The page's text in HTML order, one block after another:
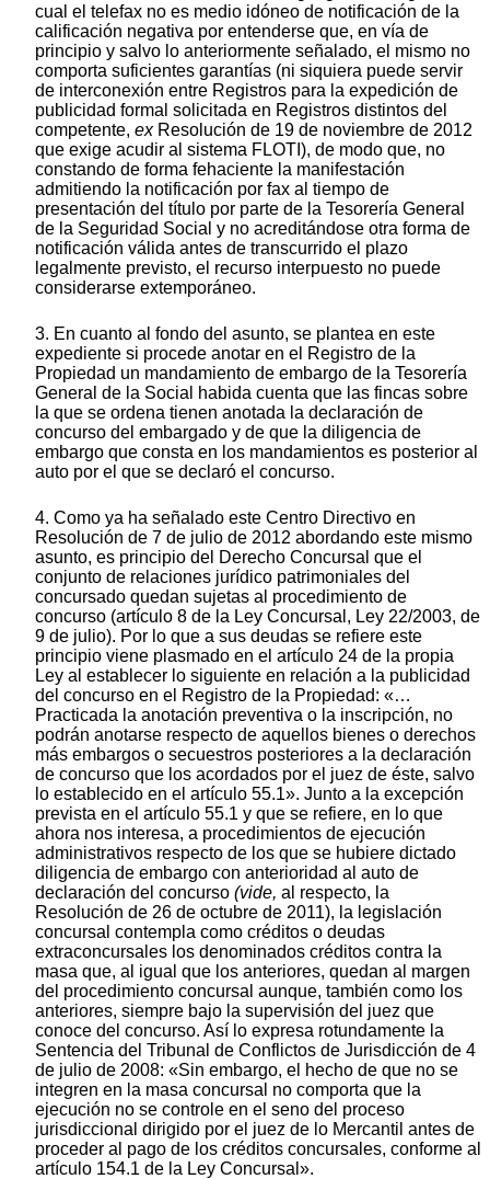
cual el telefax no es medio idóneo de notificación de la
calificación negativa por entenderse que, en vía de
principio y salvo lo anteriormente señalado, el mismo no
comporta suficientes garantías (ni siquiera puede servir
de interconexión entre Registros para la expedición de
publicidad formal solicitada en Registros distintos del
competente, exResolución de 19 de noviembre de 2012
que exige acudir al sistema FLOTI), de modo que, no
constando de forma fehaciente la manifestación
admitiendo la notificación por fax al tiempo de
presentación del título por parte de la Tesorería General
de la Seguridad Social y no acreditándose otra forma de
notificación válida antes de transcurrido el plazo
legalmente previsto, el recurso interpuesto no puede
considerarse extemporáneo.
3. En cuanto al fondo del asunto, se plantea en este
expediente si procede anotar en el Registro de la
Propiedad un mandamiento de embargo de la Tesorería
General de la Social habida cuenta que las fincas sobre
la que se ordena tienen anotada la declaración de
concurso del embargado y de que la diligencia de
embargo que consta en los mandamientos es posterior al
auto por el que se declaró el concurso.
4. Como ya ha señalado este Centro Directivo en
Resolución de 7 de julio de 2012 abordando este mismo
asunto, es principio del Derecho Concursal que el
conjunto de relaciones jurídico patrimoniales del
concursado quedan sujetas al procedimiento de
concurso (artículo 8 de la Ley Concursal, Ley 22/2003, de
9 de julio). Por lo que a sus deudas se refiere este
principio viene plasmado en el artículo 24 de la propia
Ley al establecer lo siguiente en relación a la publicidad
del concurso en el Registro de la Propiedad: «…
Practicada la anotación preventiva o la inscripción, no
podrán anotarse respecto de aquellos bienes o derechos
más embargos o secuestros posteriores a la declaración
de concurso que los acordados por el juez de éste, salvo
lo establecido en el artículo 55.1». Junto a la excepción
prevista en el artículo 55.1 y que se refiere, en lo que
ahora nos interesa, a procedimientos de ejecución
administrativos respecto de los que se hubiere dictado
diligencia de embargo con anterioridad al auto de
declaración del concurso (vide, al respecto, la
Resolución de 26 de octubre de 2011), la legislación
concursal contempla como créditos o deudas
extraconcursales los denominados créditos contra la
masa que, al igual que los anteriores, quedan al margen
del procedimiento concursal aunque, también como los
anteriores, siempre bajo la supervisión del juez que
conoce del concurso. Así lo expresa rotundamente la
Sentencia del Tribunal de Conflictos de Jurisdicción de 4
de julio de 2008: «Sin embargo, el hecho de que no se
integren en la masa concursal no comporta que la
ejecución no se controle en el seno del proceso
jurisdiccional dirigido por el juez de lo Mercantil antes de
proceder al pago de los créditos concursales, conforme al
artículo 154.1 de la Ley Concursal».